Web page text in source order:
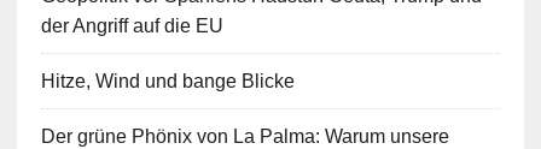
der Angriff auf die EU
Hitze, Wind und bange Blicke
Der grüne Phönix von La Palma: Warum unsere